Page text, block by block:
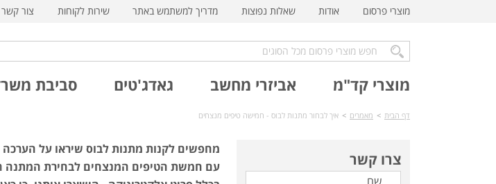
מוצרי פרסום אודות שאלות נפוצות מדריך למשתמש באתר שירות לקוחות צור קשר
מוצרי קד"מ אביזרי מחשב גאדג'טים סביבת
דף הבית > מאמרים > איך לבחור מתנות לבוס - חמישה טיפים מנצחים
מחפשים לקנות מתנות לבוס שיראו על הערכה
עם חמשת הטיפים המנצחים לבחירת המתנה
צרו קשר